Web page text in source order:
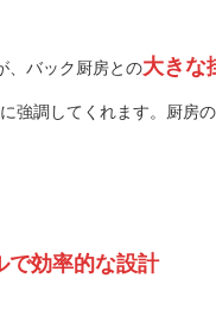
、バック厨房との大きな
強調してくれます。厨房
効率的な設計